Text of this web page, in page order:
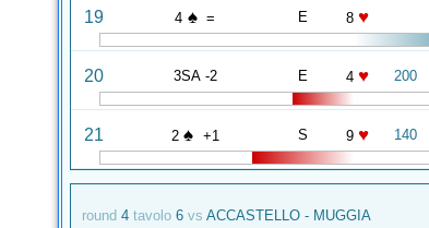
19 4 ♠ = E 8 ♥
20 3SA -2 E 4 ♥ 200
21 2 ♠ +1 S 9 ♥ 140
round 4 tavolo 6 vs ACCASTELLO - MUGGIA